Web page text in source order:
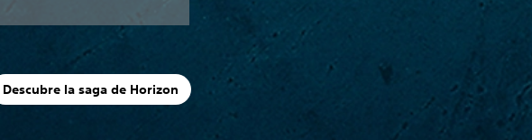
Descubre la saga de Horizon